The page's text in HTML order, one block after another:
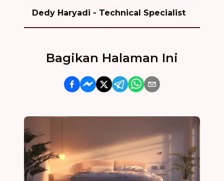
Dedy Haryadi - Technical Specialist
Bagikan Halaman Ini